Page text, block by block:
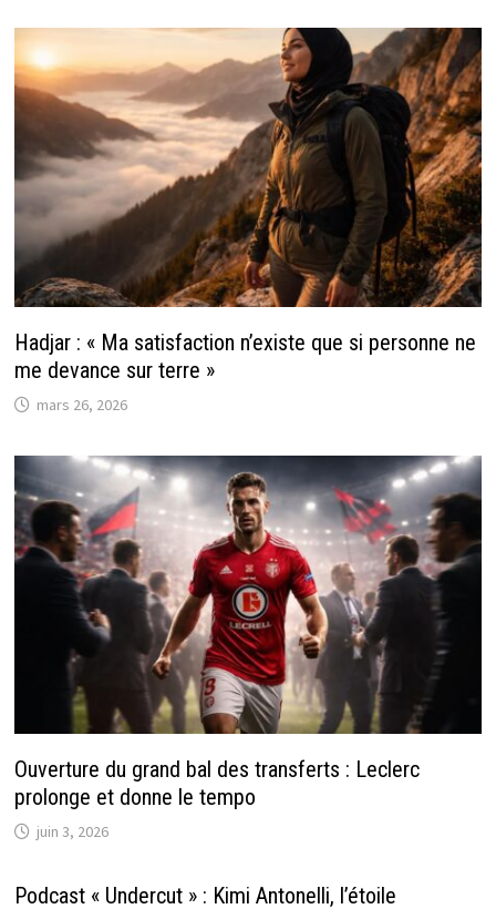
Hadjar : « Ma satisfaction n’existe que si personne ne
me devance sur terre »
mars 26, 2026
Ouverture du grand bal des transferts : Leclerc
prolonge et donne le tempo
juin 3, 2026
Podcast « Undercut » : Kimi Antonelli, l’étoile